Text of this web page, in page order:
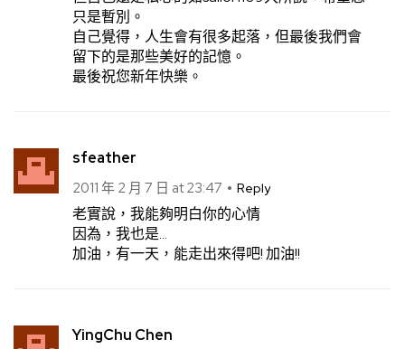
只是暫別。
自己覺得，人生會有很多起落，但最後我們會
留下的是那些美好的記憶。
最後祝您新年快樂。
sfeather
2011 年 2 月 7 日 at 23:47 Reply
老實說，我能夠明白你的心情
因為，我也是…
加油，有一天，能走出來得吧! 加油!!
YingChu Chen